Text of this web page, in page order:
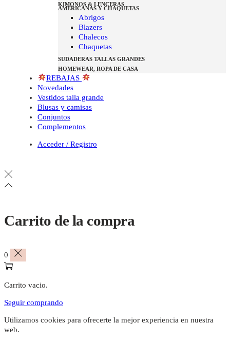
KIMONOS & LENCERAS
AMERICANAS Y CHAQUETAS
Abrigos
Blazers
Chalecos
Chaquetas
SUDADERAS TALLAS GRANDES
HOMEWEAR, ROPA DE CASA
REBAJAS
Novedades
Vestidos talla grande
Blusas y camisas
Conjuntos
Complementos
Acceder / Registro
Carrito de la compra
0
Carrito vacio.
Seguir comprando
Utilizamos cookies para ofrecerte la mejor experiencia en nuestra
web.